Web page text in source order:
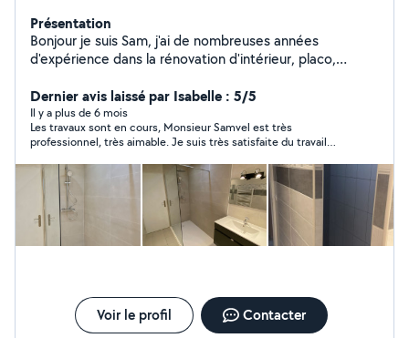
Présentation
Bonjour je suis Sam, j'ai de nombreuses années
d'expérience dans la rénovation d'intérieur, placo,
serai ravi de réaliser vos projets.
Dernier avis laissé par Isabelle : 5/5
Il y a plus de 6 mois
Les travaux sont en cours, Monsieur Samvel est très
professionnel, très aimable. Je suis très satisfaite du travail
tout à fait correct. Je recommande ce professionnel !
Voir le profil Contacter